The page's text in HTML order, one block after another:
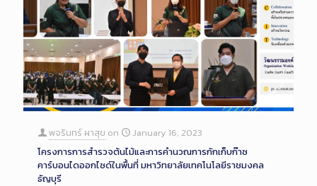
พจรินทร์ ผาสุข on
January 16, 2023
โครงการการสำรวจต้นไม้และการคำนวณการกักเก็บก๊าซ
คาร์บอนไดออกไซด์ในพื้นที่ มหาวิทยาลัยเทคโนโลยีราชมงคล
ธัญบุรี